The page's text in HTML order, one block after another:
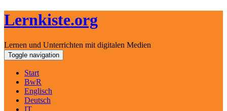
Lernkiste.org
Lernen und Unterrichten mit digitalen Medien
Skip
to
content
Toggle navigation
Start
BwR
Englisch
Deutsch
IT